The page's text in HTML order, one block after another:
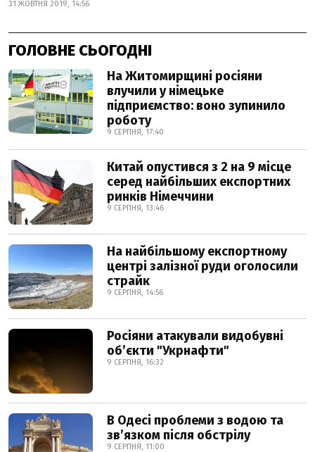
31 ЖОВТНЯ 2019, 14:56
ГОЛОВНЕ СЬОГОДНІ
На Житомирщині росіяни
влучили у німецьке
підприємство: воно зупинило
роботу
9 СЕРПНЯ, 17:40
Китай опустився з 2 на 9 місце
серед найбільших експортних
ринків Німеччини
9 СЕРПНЯ, 13:46
На найбільшому експортному
центрі залізної руди оголосили
страйк
9 СЕРПНЯ, 14:56
Росіяни атакували видобувні
обʼєкти "Укрнафти"
9 СЕРПНЯ, 16:32
В Одесі проблеми з водою та
звʼязком після обстрілу
9 СЕРПНЯ, 11:00